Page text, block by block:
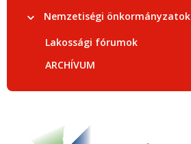
Nemzetiségi önkormányzatok
Lakossági fórumok
ARCHÍVUM